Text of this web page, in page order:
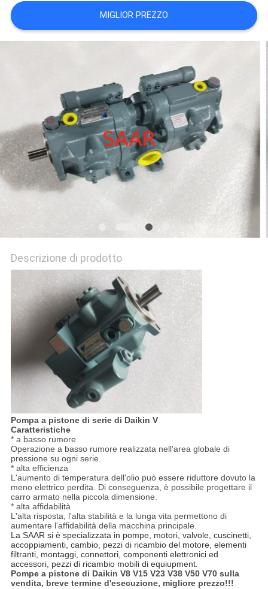
SITO
MIGLIOR PREZZO
Descrizione di prodotto
Pompa a pistone di serie di Daikin V
Caratteristiche
* a basso rumore
Operazione a basso rumore realizzata nell'area globale di
pressione su ogni serie.
* alta efficienza
L'aumento di temperatura dell'olio può essere riduttore dovuto la
meno elettrico perdita. Di conseguenza, è possibile progettare il
carro armato nella piccola dimensione.
* alta affidabilità
L'alta risposta, l'alta stabilità e la lunga vita permettono di
aumentare l'affidabilità della macchina principale.
La SAAR si è specializzata in pompe, motori, valvole, cuscinetti,
accoppiamenti, cambio, pezzi di ricambio del motore, elementi
filtranti, montaggi, connettori, componenti elettronici ed
accessori, pezzi di ricambio mobili di equiupment.
Pompe a pistone di Daikin V8 V15 V23 V38 V50 V70 sulla
vendita, breve termine d'esecuzione, migliore prezzo!!!